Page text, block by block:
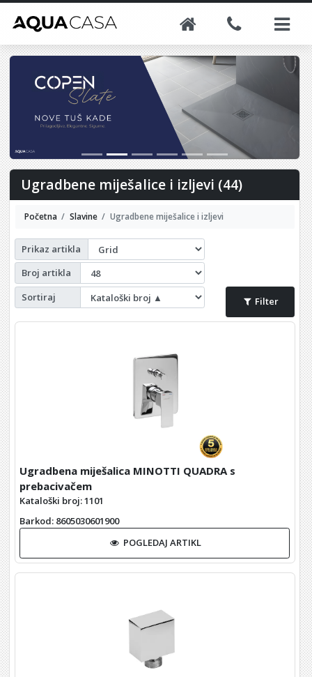
Ugradbene miješalice i izljevi (44)
Početna Slavine Ugradbene miješalice i izljevi
Prikaz artikla
Broj artikla
Sortiraj
Filter
Ugradbena miješalica MINOTTI QUADRA s
prebacivačem
Kataloški broj: 1101
Barkod: 8605030601900
POGLEDAJ ARTIKL